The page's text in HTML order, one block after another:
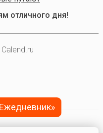
отличного дня!